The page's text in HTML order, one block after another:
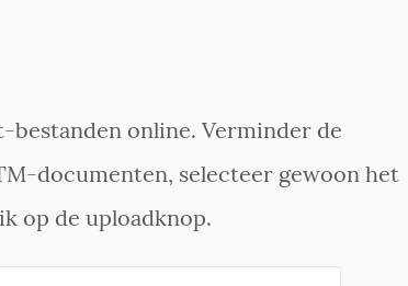
online. Verminder de
documenten, selecteer gewoon het
op de uploadknop.